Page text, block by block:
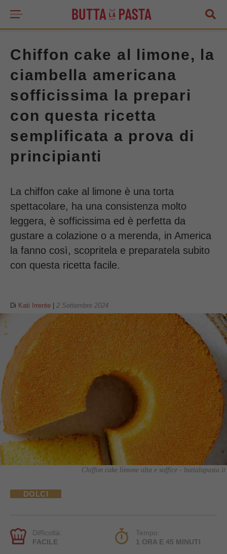
Chiffon cake al limone, la
ciambella americana
sofficissima la prepari
con questa ricetta
semplificata a prova di
principianti
La chiffon cake al limone è una torta
spettacolare, ha una consistenza molto
leggera, è sofficissima ed è perfetta da
gustare a colazione o a merenda, in America
la fanno così, scopritela e preparatela subito
con questa ricetta facile.
Di Kati Irrente 2 Settembre 2024
Chiffon cake limone alta e soffice - buttalapasta.it
DOLCI
Difficoltà:
FACILE
Tempo:
1 ORA E 45 MINUTI